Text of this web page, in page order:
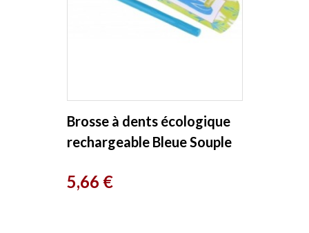
Brosse à dents écologique
rechargeable Bleue Souple
Prix
5,66 €